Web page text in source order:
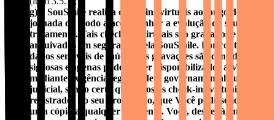
g) a SouSmile realiza check-ins virtuais ao longo de sua
jornada de modo a acompanhar a evolução do seu
tratamento. Tais check-ins virtuais são gravados e
arquivados em segurança pela
SouSmile. Por conterem
dados sensíveis de saúde, tais gravações são consideradas
sigilosas e apenas poderão ser disponibilizados a
Você
mediante exigência legal, ordem governamental ou
judicial, sendo certo que todos os check-ins virtuais serão
registrados no seu prontuário, que Você pode solicitar
uma cópia a qualquer momento. Você, desde já, manifesta